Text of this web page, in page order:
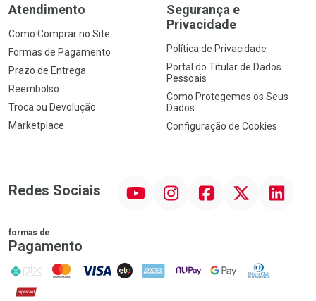
Atendimento
Como Comprar no Site
Formas de Pagamento
Prazo de Entrega
Reembolso
Troca ou Devolução
Marketplace
Segurança e
Privacidade
Política de Privacidade
Portal do Titular de Dados
Pessoais
Como Protegemos os Seus
Dados
Configuração de Cookies
Redes Sociais InstagramFacebook Linkedin
formas de
Pagamento
PIX MasterCard
VISA ELO AMEX NuPay Google PayDiners Club
Hipercard